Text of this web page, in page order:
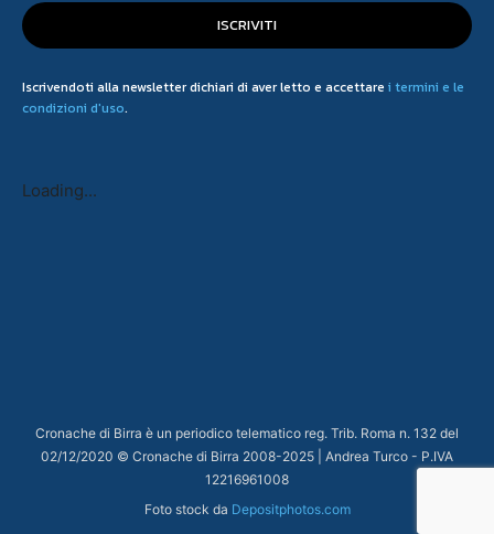
ISCRIVITI
Iscrivendoti alla newsletter dichiari di aver letto e accettare i termini e le
condizioni d'uso.
Loading...
Cronache di Birra è un periodico telematico reg. Trib. Roma n. 132 del
02/12/2020 © Cronache di Birra 2008-2025 | Andrea Turco - P.IVA
12216961008
Foto stock da Depositphotos.com